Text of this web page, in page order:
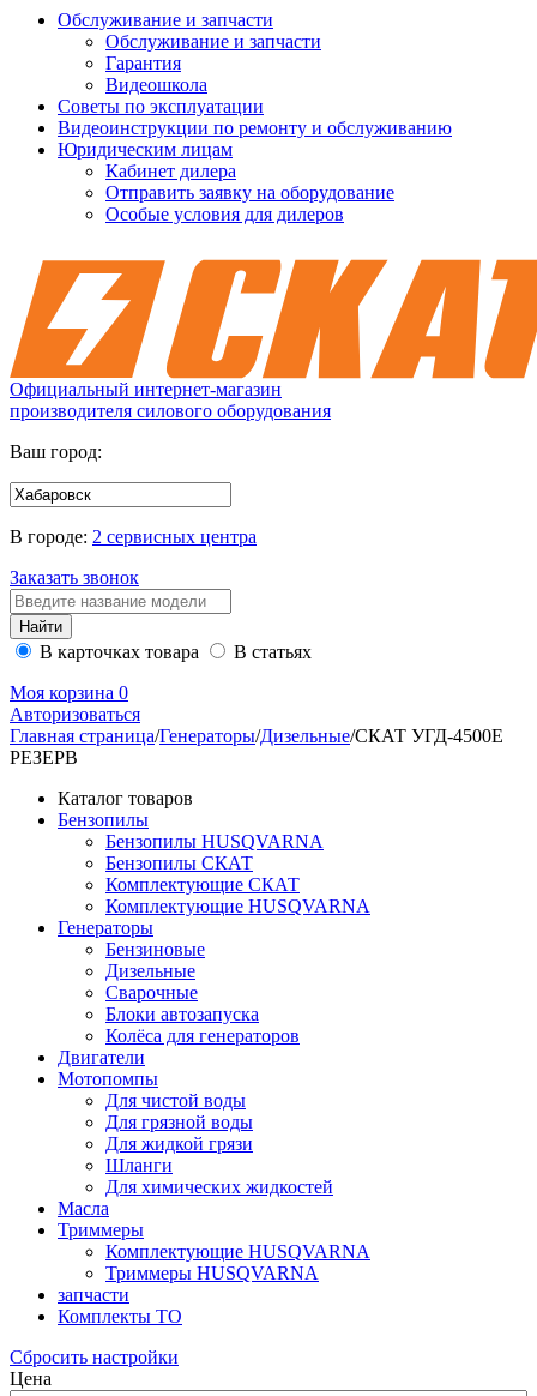
Обслуживание и запчасти
Обслуживание и запчасти
Гарантия
Видеошкола
Советы по эксплуатации
Видеоинструкции по ремонту и обслуживанию
Юридическим лицам
Кабинет дилера
Отправить заявку на оборудование
Особые условия для дилеров
Официальный интернет-магазин
производителя силового оборудования
Ваш город:
В городе: 2 сервисных центра
Заказать звонок
В карточках товара
В статьях
Моя корзина 0
Авторизоваться
Главная страница/Генераторы/Дизельные/СКАТ УГД-4500E
РЕЗЕРВ
Каталог товаров
Бензопилы
Бензопилы HUSQVARNA
Бензопилы СКАТ
Комплектующие СКАТ
Комплектующие HUSQVARNA
Генераторы
Бензиновые
Дизельные
Сварочные
Блоки автозапуска
Колёса для генераторов
Двигатели
Мотопомпы
Для чистой воды
Для грязной воды
Для жидкой грязи
Шланги
Для химических жидкостей
Масла
Триммеры
Комплектующие HUSQVARNA
Триммеры HUSQVARNA
запчасти
Комплекты ТО
Сбросить настройки
Цена